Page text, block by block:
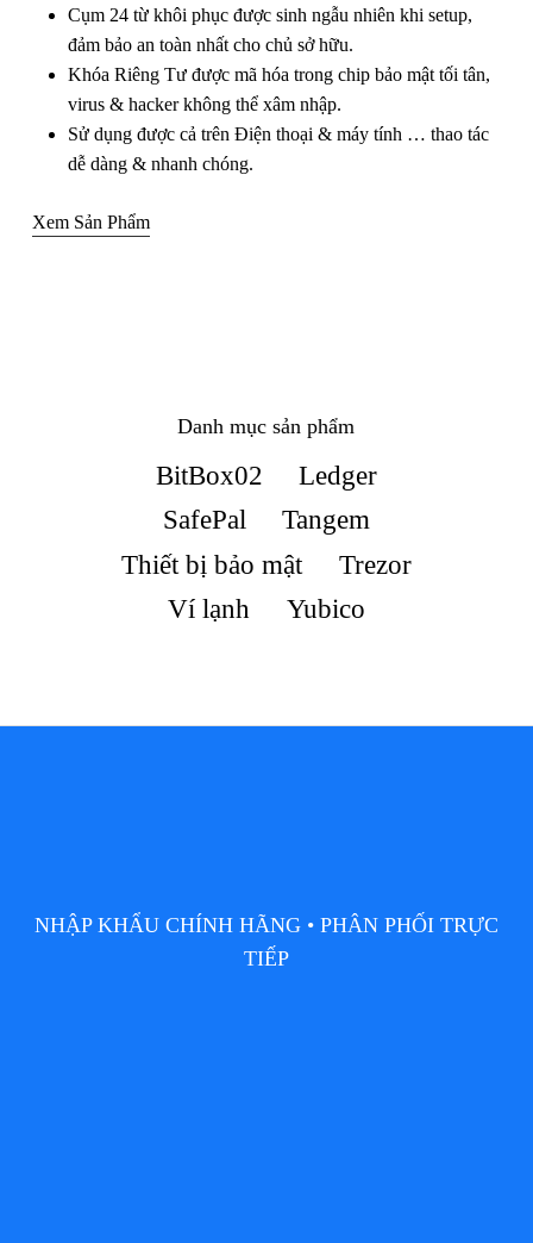
Cụm 24 từ khôi phục được sinh ngẫu nhiên khi setup,
đảm bảo an toàn nhất cho chủ sở hữu.
Khóa Riêng Tư được mã hóa trong chip bảo mật tối tân,
virus & hacker không thể xâm nhập.
Sử dụng được cả trên Điện thoại & máy tính … thao tác
dễ dàng & nhanh chóng.
Xem Sản Phẩm
Danh mục sản phẩm
BitBox02
Ledger
SafePal
Tangem
Thiết bị bảo mật
Trezor
Ví lạnh
Yubico
NHẬP KHẨU CHÍNH HÃNG • PHÂN PHỐI TRỰC
TIẾP